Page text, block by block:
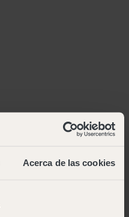
Acerca de las cookies